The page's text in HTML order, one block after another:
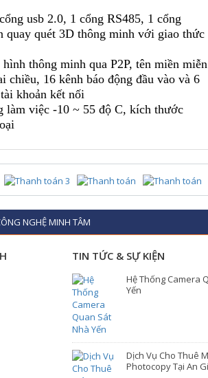
usb 2.0, 1 cổng RS485, 1 cổng
quay quét 3D thông minh với giao thức
thông minh qua P2P, tên miền miễn
chiều, 16 kênh báo động đầu vào và 6
khoản kết nối
làm việc -10 ~ 55 độ C, kích thước
NGHỆ MINH TÂM
TIN TỨC & SỰ KIỆN
Hệ Thống Camera
Yến
Dịch Vụ Cho Thuê
Photocopy Tại An